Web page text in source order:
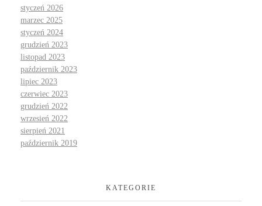
styczeń 2026
marzec 2025
styczeń 2024
grudzień 2023
listopad 2023
październik 2023
lipiec 2023
czerwiec 2023
grudzień 2022
wrzesień 2022
sierpień 2021
październik 2019
KATEGORIE